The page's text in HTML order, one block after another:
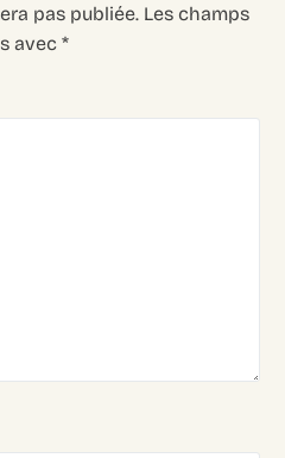
pas publiée. Les champs
avec*